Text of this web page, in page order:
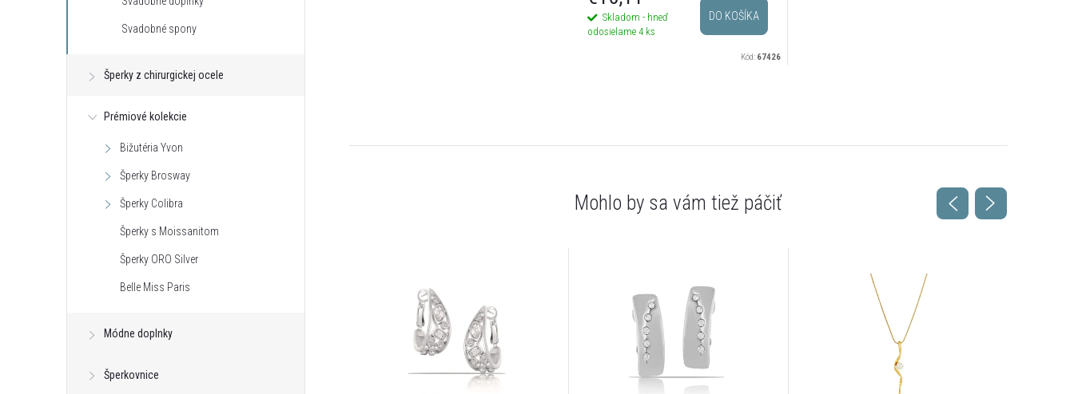
Svadobné spony
Šperky z chirurgickej ocele
Prémiové kolekcie
Bižutéria Yvon
Šperky Brosway
Šperky Colibra
Šperky s Moissanitom
Šperky ORO Silver
Belle Miss Paris
Módne doplnky
Šperkovnice
Skladom - hneď
odosielame 4 ks
DO KOŠÍKA
Kód: 67426